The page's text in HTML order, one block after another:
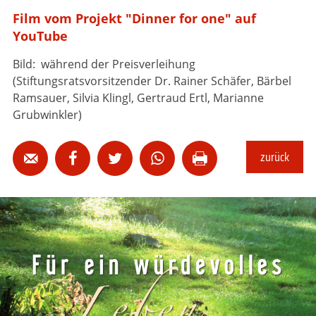
Film vom Projekt "Dinner for one" auf
YouTube
Bild: während der Preisverleihung
(Stiftungsratsvorsitzender Dr. Rainer Schäfer, Bärbel
Ramsauer, Silvia Klingl, Gertraud Ertl, Marianne
Grubwinkler)
     zurück